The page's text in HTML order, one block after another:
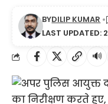
LAST
BYDILIP KUMAR
🔊